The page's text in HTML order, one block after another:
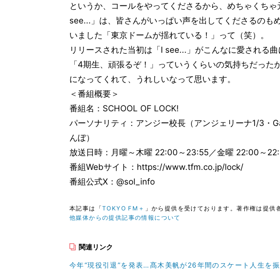
というか、コールをやってくださるから、めちゃくち
see...」は、皆さんがいっぱい声を出してくださるのも
いました「東京ドームが揺れている！」って（笑）。
リリースされた当初は「I see...」がこんなに愛される
「4期生、頑張るぞ！」っていうくらいの気持ちだっ
になってくれて、うれしいなって思います。
＜番組概要＞
番組名：SCHOOL OF LOCK!
パーソナリティ：アンジー校長（アンジェリーナ1/3・
んぼ）
放送日時：月曜～木曜 22:00～23:55／金曜 22:00～
番組Webサイト：https://www.tfm.co.jp/lock/
番組公式X：@sol_info
本記事は「TOKYO FM＋ 」から提供を受けております。著作権は提供
他媒体からの提供記事の情報について
関連リンク
今年“現役引退”を発表…髙木美帆が26年間のスケート人生を